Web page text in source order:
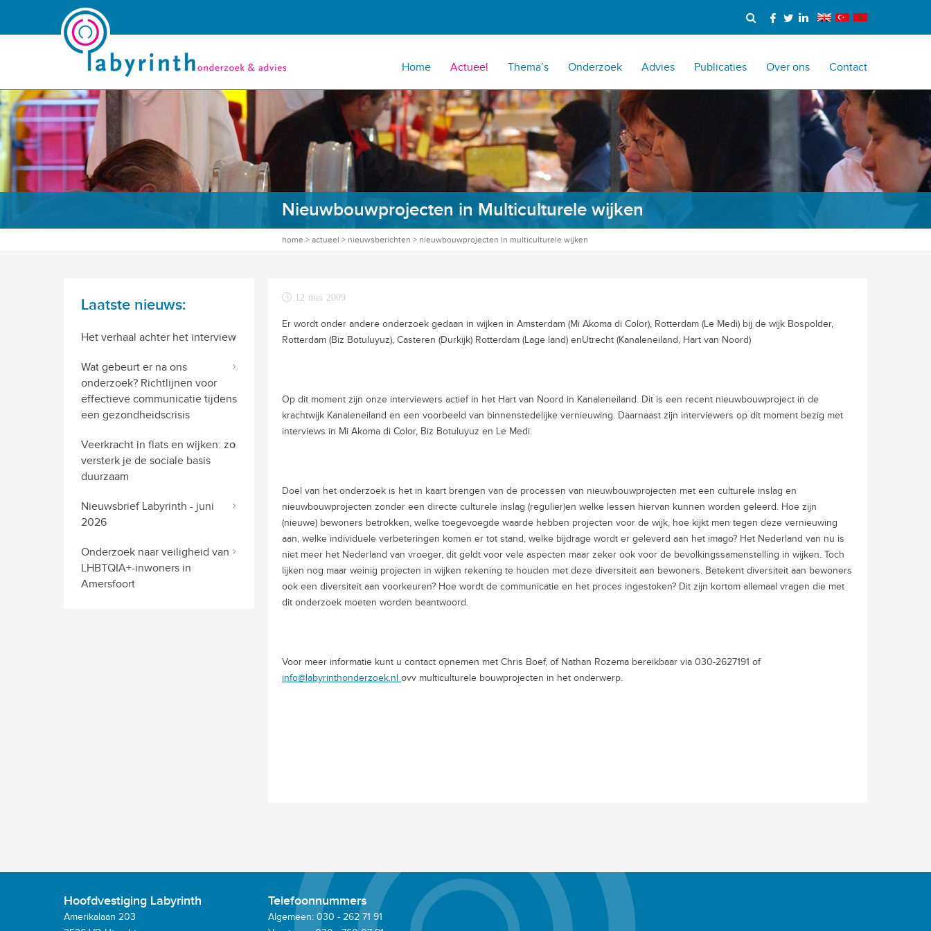
Home Actueel Thema’s Onderzoek Advies Publicaties Over ons Contact
Nieuwbouwprojecten in Multiculturele wijken
home > actueel > nieuwsberichten > nieuwbouwprojecten in multiculturele wijken
Laatste nieuws:
Het verhaal achter het interview
Wat gebeurt er na ons
onderzoek? Richtlijnen voor
effectieve communicatie tijdens
een gezondheidscrisis
Veerkracht in flats en wijken: zo
versterk je de sociale basis
duurzaam
Nieuwsbrief Labyrinth - juni
2026
Onderzoek naar veiligheid van
LHBTQIA+-inwoners in
Amersfoort
12 mei 2009
Er wordt onder andere onderzoek gedaan in wijken in Amsterdam (Mi Akoma di Color), Rotterdam (Le Medi) bij de wijk Bospolder,
Rotterdam (Biz Botuluyuz), Casteren (Durkijk) Rotterdam (Lage land) enUtrecht (Kanaleneiland, Hart van Noord)
Op dit moment zijn onze interviewers actief in het Hart van Noord in Kanaleneiland. Dit is een recent nieuwbouwproject in de
krachtwijk Kanaleneiland en een voorbeeld van binnenstedelijke vernieuwing. Daarnaast zijn interviewers op dit moment bezig met
interviews in Mi Akoma di Color, Biz Botuluyuz en Le Medi.
Doel van het onderzoek is het in kaart brengen van de processen van nieuwbouwprojecten met een culturele inslag en
nieuwbouwprojecten zonder een directe culturele inslag (regulier)en welke lessen hiervan kunnen worden geleerd. Hoe zijn
(nieuwe) bewoners betrokken, welke toegevoegde waarde hebben projecten voor de wijk, hoe kijkt men tegen deze vernieuwing
aan, welke individuele verbeteringen komen er tot stand, welke bijdrage wordt er geleverd aan het imago? Het Nederland van nu is
niet meer het Nederland van vroeger, dit geldt voor vele aspecten maar zeker ook voor de bevolkingssamenstelling in wijken. Toch
lijken nog maar weinig projecten in wijken rekening te houden met deze diversiteit aan bewoners. Betekent diversiteit aan bewoners
ook een diversiteit aan voorkeuren? Hoe wordt de communicatie en het proces ingestoken? Dit zijn kortom allemaal vragen die met
dit onderzoek moeten worden beantwoord.
Voor meer informatie kunt u contact opnemen met Chris Boef, of Nathan Rozema bereikbaar via 030-2627191 of
info@labyrinthonderzoek.nl ovv multiculturele bouwprojecten in het onderwerp.
Hoofdvestiging Labyrinth
Amerikalaan 203
Telefoonnummers
Algemeen: 030 - 262 71 91